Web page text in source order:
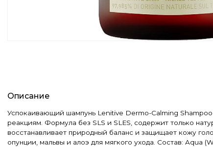
Описание
Успокаивающий шампунь Lenitive Dermo-Calming Shampoo
реакциям. Формула без SLS и SLES, содержит только
восстанавливает природный баланс и защищает кожу
опунции, мальвы и алоэ для мягкого ухода. Состав: Aqua